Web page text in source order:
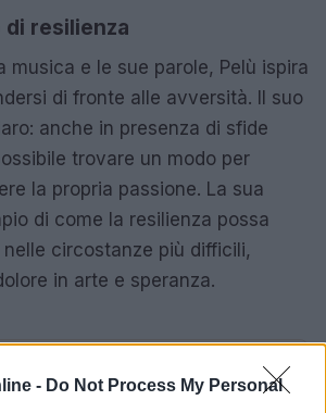
- Do Not Process My Personal
di resilienza
musica e le sue parole, Pelù ispira
di fronte alle avversità. Il suo
anche in presenza di sfide
trovare un modo per
la propria passione. La sua
di come la resilienza possa
circostanze più difficili,
in arte e speranza.